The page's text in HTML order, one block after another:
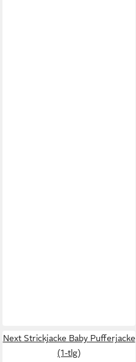
Next Strickjacke Baby Pufferjacke
(1-tlg)